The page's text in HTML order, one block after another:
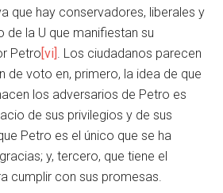
que hay conservadores, liberales y
de la U que manifiestan su
Petro[vi] . Los ciudadanos parecen
de voto en, primero, la idea de que
los adversarios de Petro es
de sus privilegios y de sus
Petro es el único que se ha
y, tercero, que tiene el
cumplir con sus promesas.